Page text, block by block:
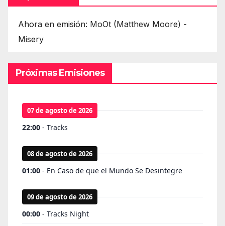
Ahora en emisión: MoOt (Matthew Moore) -
Misery
Próximas Emisiones